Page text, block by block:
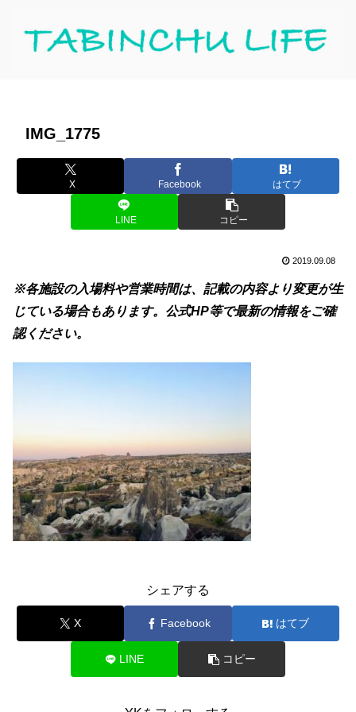
IMG_1775
X Facebook はてブ
LINE コピー
2019.09.08
※各施設の入場料や営業時間は、記載の内容より変更が生
じている場合もあります。公式HP等で最新の情報をご確
認ください。
シェアする
X Facebook はてブ
LINE コピー